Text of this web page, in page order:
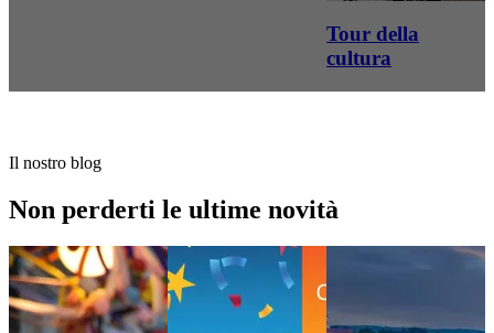
Tour della
cultura
Il nostro blog
Non perderti le ultime novità